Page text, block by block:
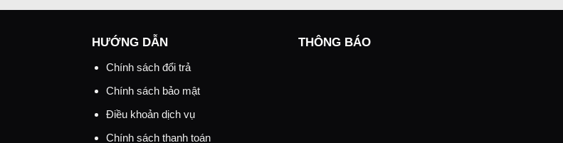
HƯỚNG DẪN
Chính sách đổi trả
Chính sách bảo mật
Điều khoản dịch vụ
Chính sách thanh toán
THÔNG BÁO